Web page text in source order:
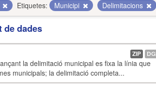
Etiquetes: Municipi Delimitacions
de dades
la delimitació municipal es fixa la línia que
municipals; la delimitació completa...
ZIP